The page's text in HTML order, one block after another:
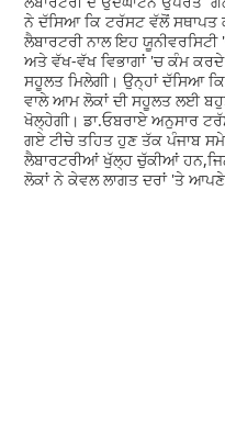
ਨੇ ਦੱਸਿਆ ਕਿ ਟਰੱਸਟ ਵੱਲੋਂ ਸਥਾਪਤ
ਲੈਬਾਰਟਰੀ ਨਾਲ ਇਹ
ਅਤੇ ਵੱਖ-ਵੱਖ ਵਿਭਾਗਾਂ 'ਚ ਕੰਮ
ਸਹੂਲਤ ਮਿਲੇਗੀ। ਉਨ੍ਹਾਂ ਦੱਸਿਆ
ਵਾਲੇ ਆਮ ਲੋਕਾਂ ਦੀ ਸਹੂਲਤ ਲਈ
ਖੋਲ੍ਹੇਗੀ। ਡਾ.ਓਬਰਾਏ ਅਨੁਸਾਰ
ਗਏ ਟੀਚੇ ਤਹਿਤ ਹੁਣ ਤੱਕ ਪੰਜਾਬ
ਲੈਬਾਰਟਰੀਆਂ ਖੁੱਲ੍ਹ ਚੁੱਕੀਆਂ
ਲੋਕਾਂ ਨੇ ਕੇਵਲ ਲਾਗਤ ਦਰਾਂ 'ਤੇ